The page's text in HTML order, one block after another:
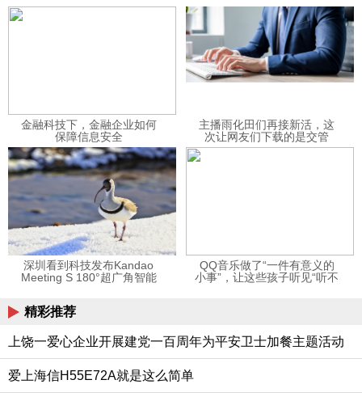
金融科技下，金融企业如何
保障信息安全
主播雨化田们再接新活，这
次让网友们下载的是交管
12123APP
深圳看到科技发布Kandao
Meeting S 180°超广角智能
QQ音乐做了“一件有意义的
小事”，让这些孩子听见“听不
精彩推荐
上饶一爱心企业开展建党一百周年为平安卫士加餐主题活动
爱上海信H55E72A就是这么简单